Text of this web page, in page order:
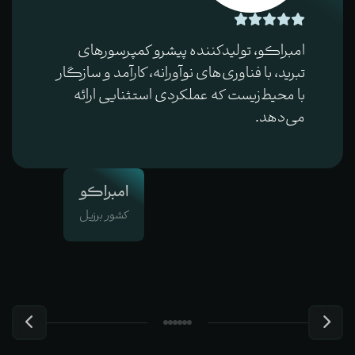
بیتزر، معتبرترین برند کمپرسورهای تبرید در
جهان، با فناوری‌های پیشرو، کارایی بالا و دوام
استثنایی که تضمین‌کننده عملکرد پایدار
است.
بیتزر
کشور آلمان